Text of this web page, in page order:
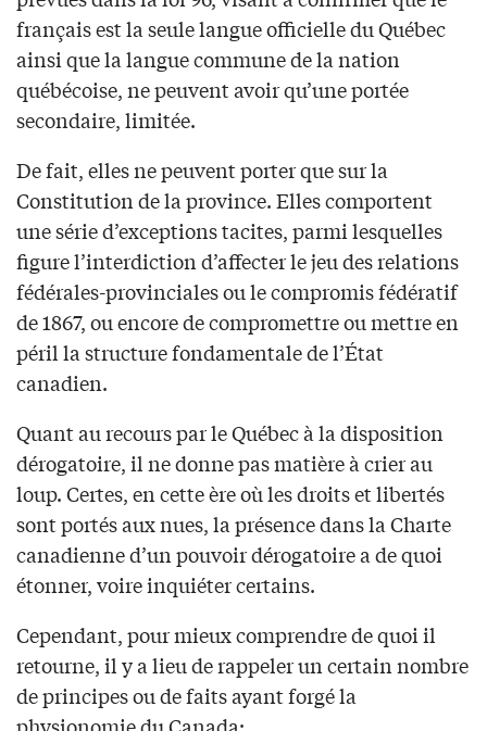
français est la seule langue officielle du Québec
ainsi que la langue commune de la nation
québécoise, ne peuvent avoir qu’une portée
secondaire, limitée.
De fait, elles ne peuvent porter que sur la
Constitution de la province. Elles comportent
une série d’exceptions tacites, parmi lesquelles
figure l’interdiction d’affecter le jeu des relations
fédérales-provinciales ou le compromis fédératif
de 1867, ou encore de compromettre ou mettre en
péril la structure fondamentale de l’État
canadien.
Quant au recours par le Québec à la disposition
dérogatoire, il ne donne pas matière à crier au
loup. Certes, en cette ère où les droits et libertés
sont portés aux nues, la présence dans la Charte
canadienne d’un pouvoir dérogatoire a de quoi
étonner, voire inquiéter certains.
Cependant, pour mieux comprendre de quoi il
retourne, il y a lieu de rappeler un certain nombre
de principes ou de faits ayant forgé la